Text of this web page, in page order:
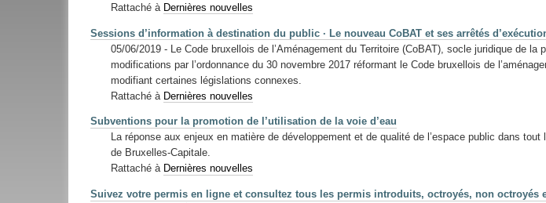
Rattaché à Dernières nouvelles
Sessions d’information à destination du public · Le nouveau CoBAT et ses arrêtés
05/06/2019 - Le Code bruxellois de l’Aménagement du Territoire (CoBAT), socle juridique de
modifications par l’ordonnance du 30 novembre 2017 réformant le Code bruxellois de
modifiant certaines législations connexes.
Rattaché à Dernières nouvelles
Subventions pour la promotion de l’utilisation de la voie d’eau
La réponse aux enjeux en matière de développement et de qualité de l’espace public dans
de Bruxelles-Capitale.
Rattaché à Dernières nouvelles
Suivez votre permis en ligne et consultez tous les permis introduits, octroyés, non octroyés